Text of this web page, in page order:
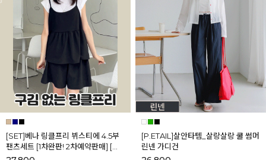
[SET]베나 링클프리 뷔스티에 4.5부
팬츠세트 [1차완판! 2차예약판매] [네
이비,블랙] 8월셋째주 순차배송
[P.ETAIL]살안타템_살랑살랑 쿨 썸머
린넨 가디건